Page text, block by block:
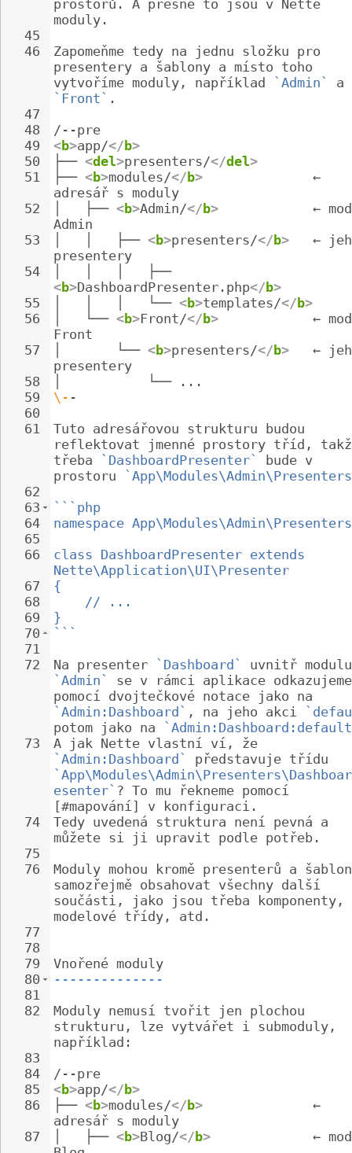
45
46
47
48
49
50
51
52
53
54
55
56
57
58
59
60
61
62
63
64
65
66
67
68
69
70
71
72
73
74
75
76
77
78
79
80
81
82
83
84
85
86
87
prostorů. A přesně to jsou v Nette
moduly.
Zapomeňme tedy na jednu složku pro
presentery a šablony a místo toho
vytvoříme moduly, například
`Admin`
a
`Front` .
/--pre
<b>app/</ b>
├── <del>presenters/</del>
├── <b>modules/</ b>
              ←
adresář s moduly
│   ├── <b>Admin/</ b>
←
Admin
│   │   ├── <b>presenters/</ b>
←
presentery
│   │   │   ├──
<b>DashboardPresenter.php</ b>
│   │   │   └── <b>templates/</ b>
│   └── <b>Front/</ b>
←
Front
│       └── <b>presenters/</ b>
←
presentery
│           └── ...
\- -
Tuto adresářovou strukturu budou
reflektovat jmenné prostory tříd,
třeba
`DashboardPresenter`
bude v
prostoru
```php
namespace
class DashboardPresenter extends
Nette\Application\UI\Presenter
{
// ...
}
```
Na presenter
`Dashboard`
uvnitř
`Admin`
se v rámci aplikace
pomocí dvojtečkové notace jako na
`Admin:Dashboard` , na jeho akci
potom jako na
A jak Nette vlastní ví, že
`Admin:Dashboard`
představuje třídu
esenter` ? To mu řekneme pomocí
[#mapování] v konfiguraci.
Tedy uvedená struktura není pevná a
můžete si ji upravit podle potřeb.
Moduly mohou kromě presenterů a
samozřejmě obsahovat všechny další
součásti, jako jsou třeba komponenty,
modelové třídy, atd.
Vnořené moduly
--------------
Moduly nemusí tvořit jen plochou
strukturu, lze vytvářet i submoduly,
například:
/--pre
<b>app/</ b>
├── <b>modules/</ b>
              ←
adresář s moduly
│   ├── <b>Blog/</ b>
←